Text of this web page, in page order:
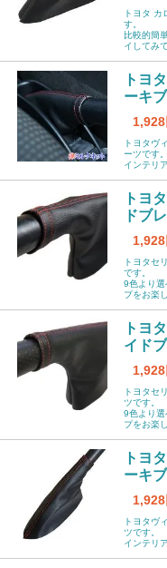
トヨタ カ
す。
比較的簡
イしてみ
トヨ
ーキ
トヨタヴ
ーツです。
インテリ
トヨ
ドブ
トヨタセ
です。
9色より選
プをお楽
トヨ
イド
トヨタセ
ツです。
9色より選
プをお楽
トヨ
ーキ
トヨタヴ
ツです。
インテリ